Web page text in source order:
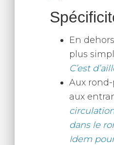
En
plus
C’est
Aux
aux
dans le
Idem